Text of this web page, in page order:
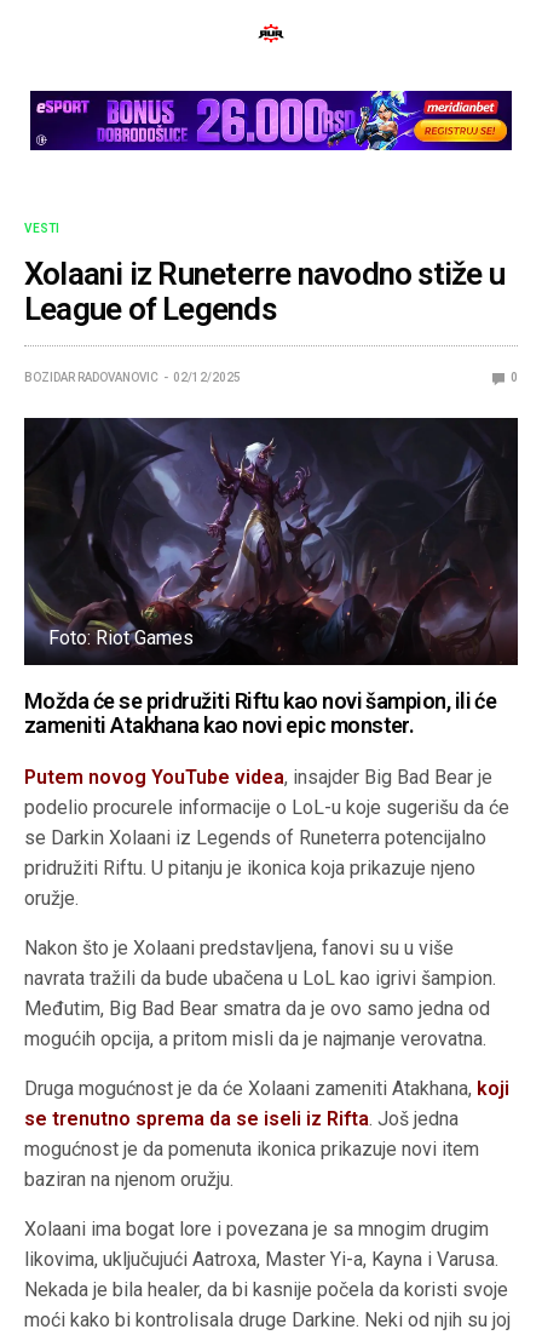
VESTI
Xolaani iz Runeterre navodno stiže u
League of Legends
BOZIDAR RADOVANOVIC 02/12/2025 0
Foto: Riot Games
Možda će se pridružiti Riftu kao novi šampion, ili će
zameniti Atakhana kao novi epic monster.
Putem novog YouTube videa, insajder Big Bad Bear je
podelio procurele informacije o LoL-u koje sugerišu da će
se Darkin Xolaani iz Legends of Runeterra potencijalno
pridružiti Riftu. U pitanju je ikonica koja prikazuje njeno
oružje.
Nakon što je Xolaani predstavljena, fanovi su u više
navrata tražili da bude ubačena u LoL kao igrivi šampion.
Međutim, Big Bad Bear smatra da je ovo samo jedna od
mogućih opcija, a pritom misli da je najmanje verovatna.
Druga mogućnost je da će Xolaani zameniti Atakhana, koji
se trenutno sprema da se iseli iz Rifta. Još jedna
mogućnost je da pomenuta ikonica prikazuje novi item
baziran na njenom oružju.
Xolaani ima bogat lore i povezana je sa mnogim drugim
likovima, uključujući Aatroxa, Master Yi-a, Kayna i Varusa.
Nekada je bila healer, da bi kasnije počela da koristi svoje
moći kako bi kontrolisala druge Darkine. Neki od njih su joj